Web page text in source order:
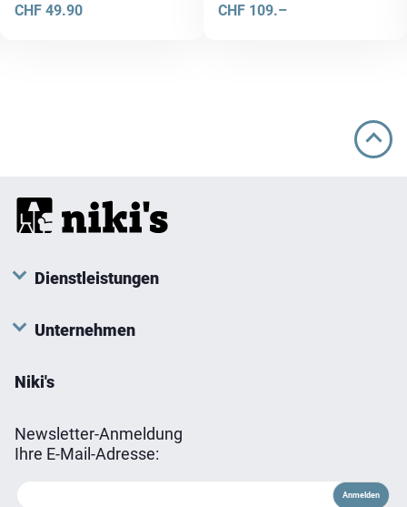
CHF 49.90
CHF 109.–
Dienstleistungen
Unternehmen
Niki's
Newsletter-Anmeldung
Ihre E-Mail-Adresse: